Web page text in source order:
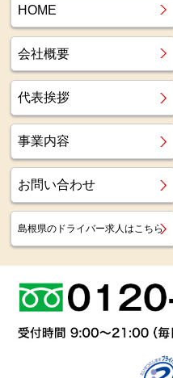
HOME
会社概要
代表挨拶
事業内容
お問い合わせ
島根県のドライバー求人はこちら